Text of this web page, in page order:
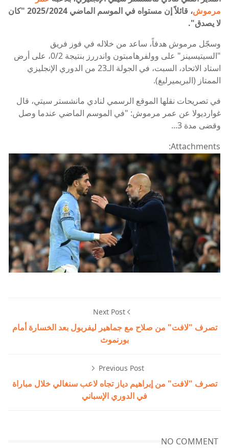
مرموش
، قائلاً إن مستواه في الموسم الماضي 2025/2024 "كان
لا يصدق".
وسجّل مرموش هدفاً، ساعد من خلاله في فوز فريق
"السيتيسينز" على وولفرهامبتون واندررز بنتيجة 0/2، على أرض
استاد الاتحاد، السبت، في الجولة الـ23 من الدوري الإنجليزي
الممتاز (البريميرليغ).
في تصريحات نقلها الموقع الرسمي لنادي مانشستر سيتي، قال
غوارديولا عن عمر مرموش: "في الموسم الماضي عندما وصل
وقضى مدة 3...
Attachments:
Next Post
تصرف "لافت" من صلاح مع جماهير ليفربول بعد الخسارة أمام
بورنموث
Previous Post
تصرف "لافت" من إبراهيم دياز تجاه لاعب سنغالي خلال مباراة
في الدوري الإسباني
NO COMMENT